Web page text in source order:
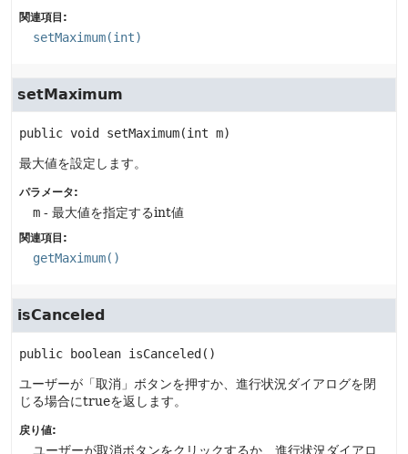
関連項目:
setMaximum(int)
setMaximum
public void setMaximum(int m)
最大値を設定します。
パラメータ:
m - 最大値を指定するint値
関連項目:
getMaximum()
isCanceled
public boolean isCanceled ()
ユーザーが「取消」ボタンを押すか、進行状況ダイアログを閉
じる場合にtrueを返します。
戻り値:
ユーザーが取消ボタンをクリックするか、進行状況ダイアロ